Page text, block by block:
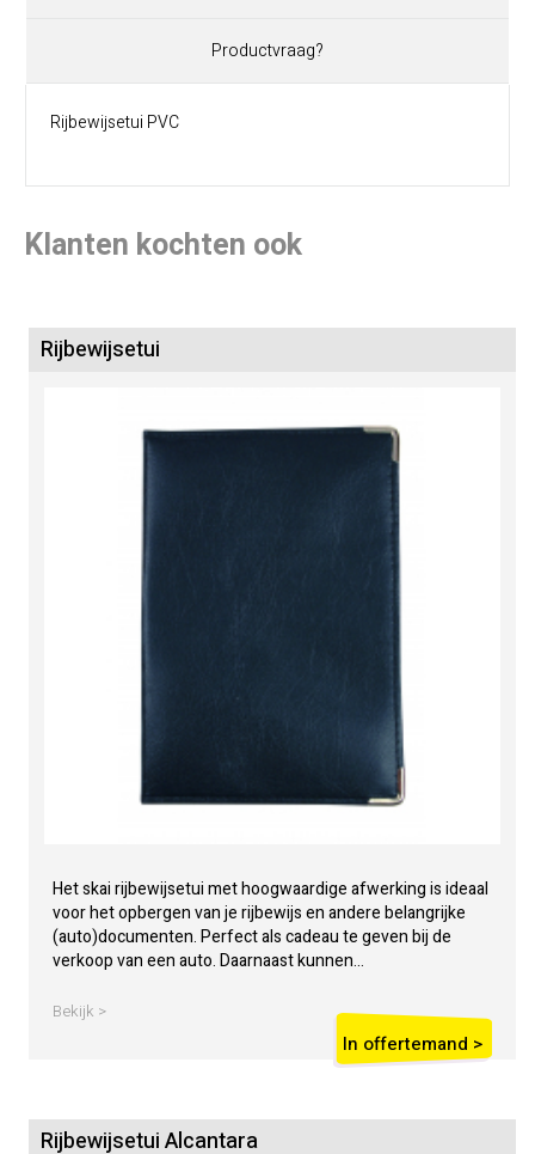
Productvraag?
Rijbewijsetui PVC
Klanten kochten ook
Rijbewijsetui
Het skai rijbewijsetui met hoogwaardige afwerking is ideaal
voor het opbergen van je rijbewijs en andere belangrijke
(auto)documenten. Perfect als cadeau te geven bij de
verkoop van een auto. Daarnaast kunnen...
Bekijk >
In offertemand >
Rijbewijsetui Alcantara